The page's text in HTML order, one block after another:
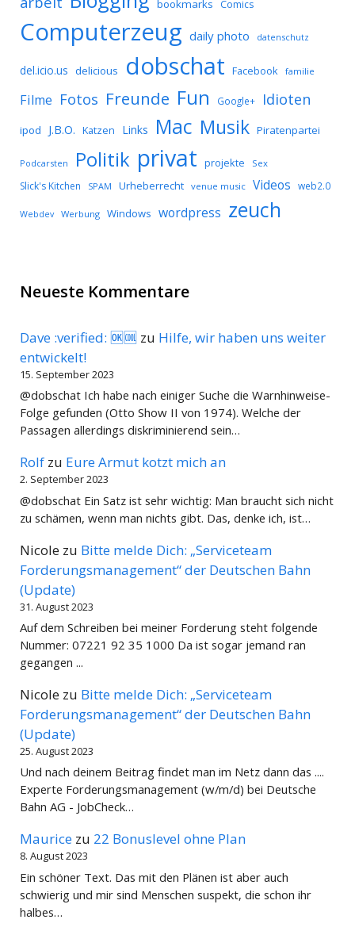
bookmarks Comics
Computerzeug daily photo datenschutz
del.icio.us delicious dobschat Facebook familie
Filme Fotos Freunde Fun Google+ Idioten
ipod J.B.O. Katzen Links Mac Musik Piratenpartei
Podcarsten Politik privat projekte Sex
Slick's Kitchen SPAM Urheberrecht venue music Videos web2.0
Webdev Werbung Windows wordpress zeuch
Neueste Kommentare
Dave :verified: 🆗🆒 zu Hilfe, wir haben uns weiter
entwickelt!
15. September 2023
@dobschat Ich habe nach einiger Suche die Warnhinweise-
Folge gefunden (Otto Show II von 1974). Welche der
Passagen allerdings diskriminierend sein…
Rolf zu Eure Armut kotzt mich an
2. September 2023
@dobschat Ein Satz ist sehr wichtig: Man braucht sich nicht
zu schämen, wenn man nichts gibt. Das, denke ich, ist…
Nicole zu Bitte melde Dich: „Serviceteam
Forderungsmanagement“ der Deutschen Bahn
(Update)
31. August 2023
Auf dem Schreiben bei meiner Forderung steht folgende
Nummer: 07221 92 35 1000 Da ist sogar jemand ran
gegangen ...
Nicole zu Bitte melde Dich: „Serviceteam
Forderungsmanagement“ der Deutschen Bahn
(Update)
25. August 2023
Und nach deinem Beitrag findet man im Netz dann das ....
Experte Forderungsmanagement (w/m/d) bei Deutsche
Bahn AG - JobCheck…
Maurice zu 22 Bonuslevel ohne Plan
8. August 2023
Ein schöner Text. Das mit den Plänen ist aber auch
schwierig und mir sind Menschen suspekt, die schon ihr
halbes…